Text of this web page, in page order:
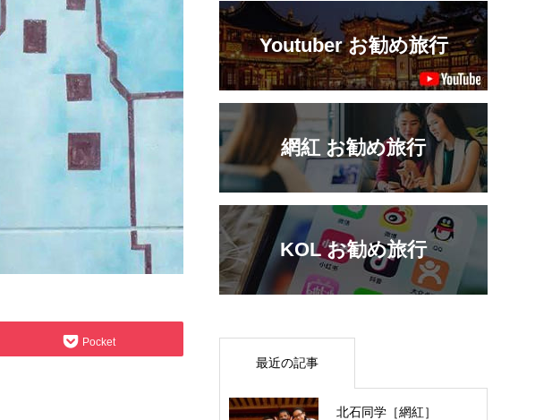
Pocket
Youtuber お勧め旅行
網紅 お勧め旅行
KOL お勧め旅行
最近の記事
北石同学［網紅］